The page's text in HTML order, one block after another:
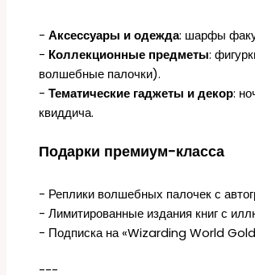
- Аксессуары и одежда: шарфы
- Коллекционные предметы:
волшебные палочки).
- Тематические гаджеты и декор:
квиддича.
Подарки премиум-класса
- Реплики волшебных палочек с
- Лимитированные издания книг с
- Подписка на «Wizarding World
---